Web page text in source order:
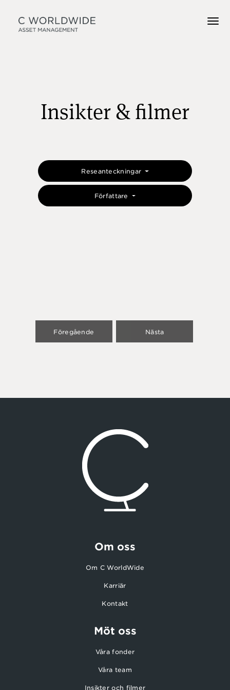
Insikter & filmer
Reseanteckningar
Författare
Föregående Nästa
Om oss
Om C WorldWide
Karriär
Kontakt
Möt oss
Våra fonder
Våra team
Insikter och filmer